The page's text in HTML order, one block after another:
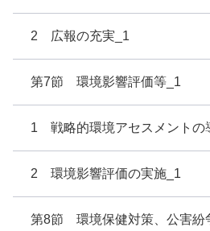
2 広報の充実_1
第7節 環境影響評価等_1
1 戦略的環境アセスメントの
2 環境影響評価の実施_1
第8節 環境保健対策、公害紛